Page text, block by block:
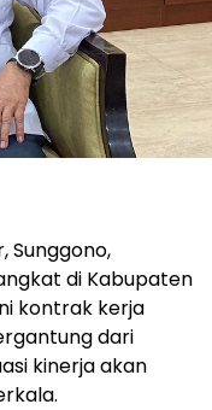
Sunggono,
di Kabupaten
kontrak kerja
dari
kinerja akan